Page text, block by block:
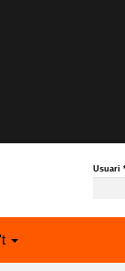
Usuari